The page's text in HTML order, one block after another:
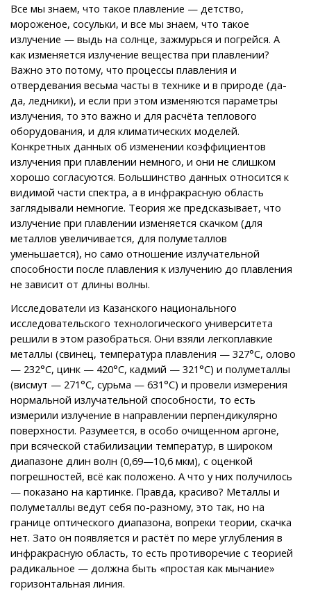
Все мы знаем, что такое плавление — детство,
мороженое, сосульки, и все мы знаем, что такое
излучение — выдь на солнце, зажмурься и погрейся. А
как изменяется излучение вещества при плавлении?
Важно это потому, что процессы плавления и
отвердевания весьма часты в технике и в природе (да-
да, ледники), и если при этом изменяются параметры
излучения, то это важно и для расчёта теплового
оборудования, и для климатических моделей.
Конкретных данных об изменении коэффициентов
излучения при плавлении немного, и они не слишком
хорошо согласуются. Большинство данных относится к
видимой части спектра, а в инфракрасную область
заглядывали немногие. Теория же предсказывает, что
излучение при плавлении изменяется скачком (для
металлов увеличивается, для полуметаллов
уменьшается), но само отношение излучательной
способности после плавления к излучению до плавления
не зависит от длины волны.
Исследователи из Казанского национального
исследовательского технологического университета
решили в этом разобраться. Они взяли легкоплавкие
металлы (свинец, температура плавления — 327°С, олово
— 232°С, цинк — 420°С, кадмий — 321°С) и полуметаллы
(висмут — 271°С, сурьма — 631°С) и провели измерения
нормальной излучательной способности, то есть
измерили излучение в направлении перпендикулярно
поверхности. Разумеется, в особо очищенном аргоне,
при всяческой стабилизации температур, в широком
диапазоне длин волн (0,69—10,6 мкм), с оценкой
погрешностей, всё как положено. А что у них получилось
— показано на картинке. Правда, красиво? Металлы и
полуметаллы ведут себя по-разному, это так, но на
границе оптического диапазона, вопреки теории, скачка
нет. Зато он появляется и растёт по мере углубления в
инфракрасную область, то есть противоречие с теорией
радикальное — должна быть «простая как мычание»
горизонтальная линия.